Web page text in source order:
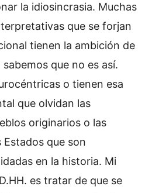
la idiosincrasia. Muchas
que se forjan
tienen la ambición de
que no es así.
o tienen esa
que olvidan las
originarios o las
que son
en la historia. Mi
es tratar de que se